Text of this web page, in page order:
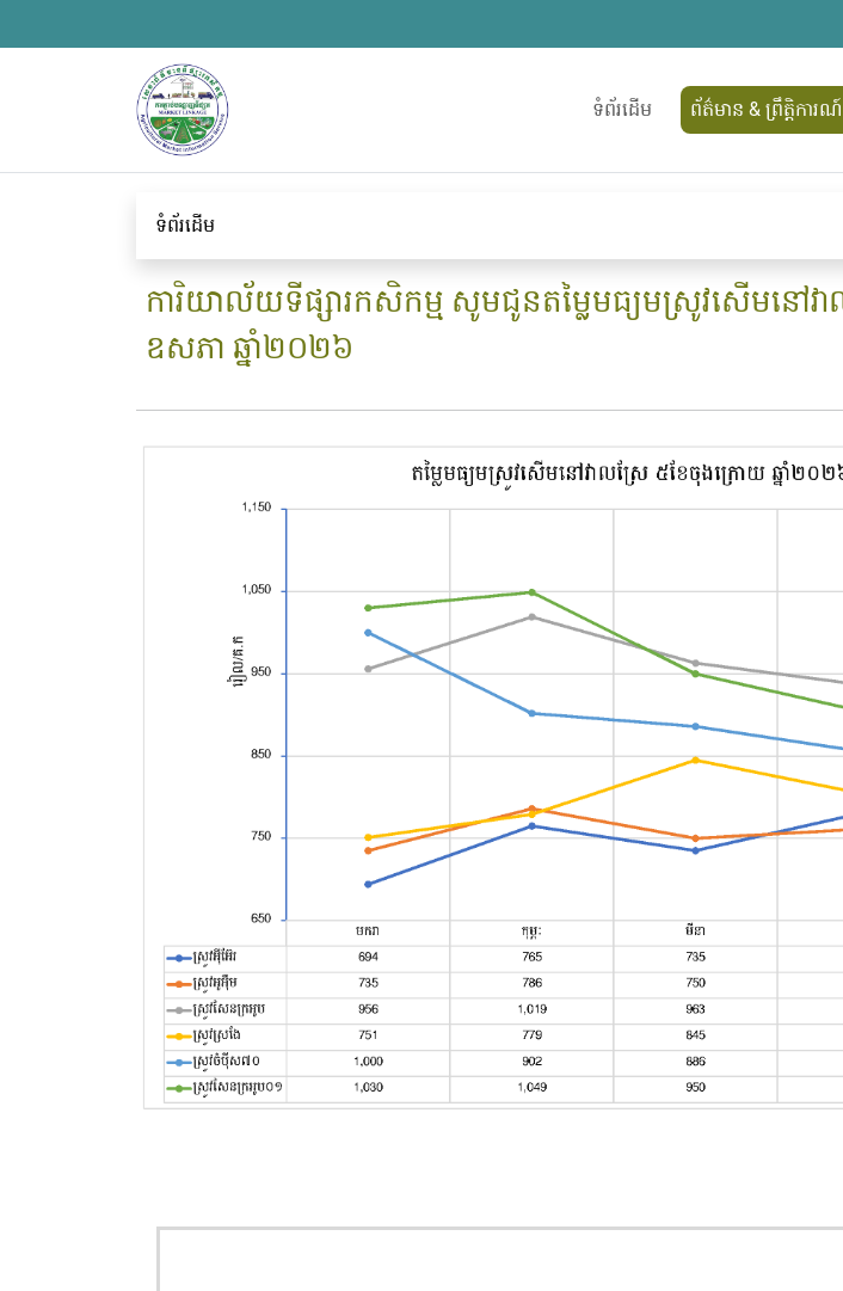
ទំព័រដើម ព័ត៌មាន & ព្រឹត្តិការណ៍
ទំព័រដើម
ការិយាល័យទីផ្សារកសិកម្ម សូមជូនតម្លៃមធ្យមស្រូវសើមនៅវ
ឧសភា ឆ្នាំ២០២៦